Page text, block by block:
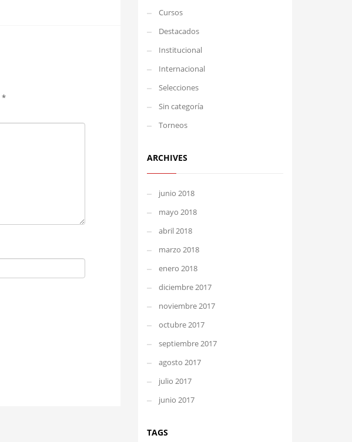
*
Cursos
Destacados
Institucional
Internacional
Selecciones
Sin categoría
Torneos
ARCHIVES
junio 2018
mayo 2018
abril 2018
marzo 2018
enero 2018
diciembre 2017
noviembre 2017
octubre 2017
septiembre 2017
agosto 2017
julio 2017
junio 2017
TAGS